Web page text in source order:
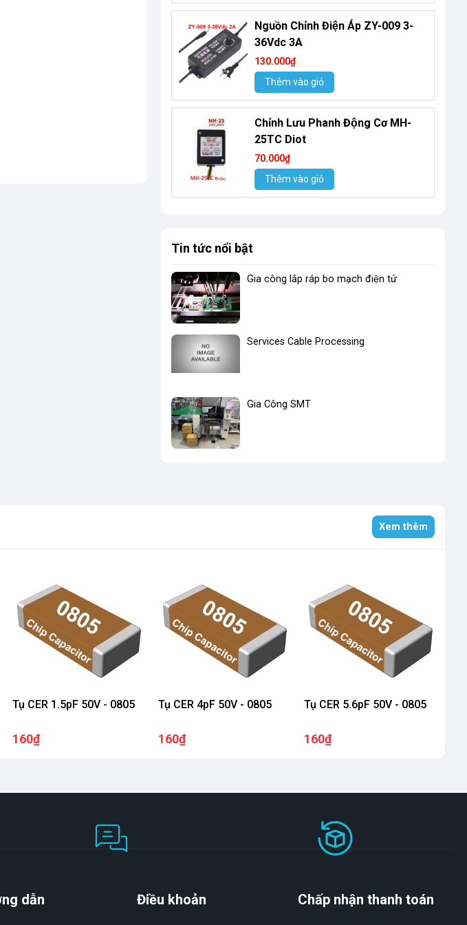
Nguồn Chỉnh Điện Áp ZY-009 3-
36Vdc 3A
130.000₫
Thêm vào giỏ
Chỉnh Lưu Phanh Động Cơ MH-
25TC Diot
70.000₫
Thêm vào giỏ
Tin tức nổi bật
Gia công lắp ráp bo mạch điện tử
Services Cable Processing
Gia Công SMT
Xem thêm
Tụ CER 1.5pF 50V - 0805
160₫
Tụ CER 4pF 50V - 0805
160₫
Tụ CER 5.6pF 50V - 0805
160₫
dẫn Điều khoản Chấp nhận thanh toán